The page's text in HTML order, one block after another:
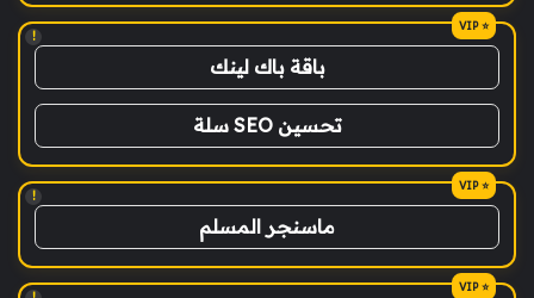
!
باقة باك لينك
تحسين SEO سلة
!
ماسنجر المسلم